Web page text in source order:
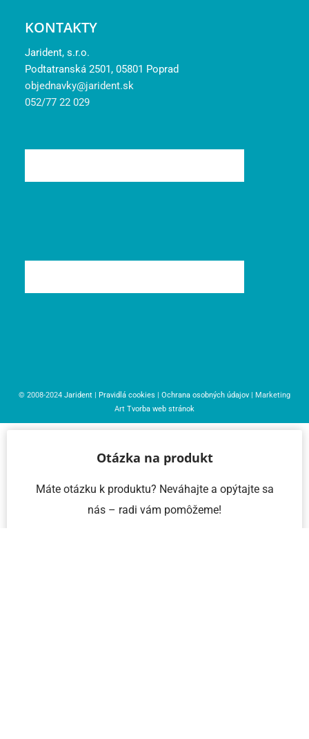
KONTAKTY
Jarident, s.r.o.
Podtatranská 2501, 05801 Poprad
objednavky@jarident.sk
052/77 22 029
© 2008-2024 Jarident Pravidlá cookies Ochrana osobných údajov | Marketing
Art Tvorba web stránok
Otázka na produkt
Máte otázku k produktu? Neváhajte a opýtajte sa
nás – radi vám pomôžeme!